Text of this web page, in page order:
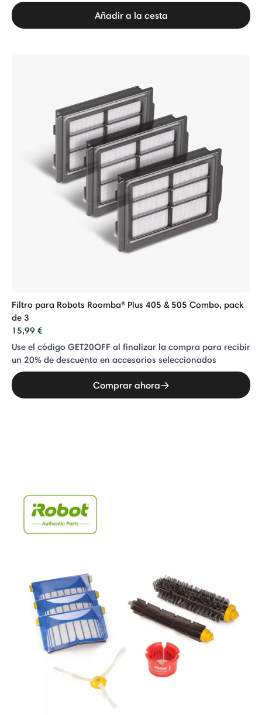
Añadir a la cesta
Filtro para Robots Roomba® Plus 405 & 505 Combo, pack
de 3
15,99 €
Use el código GET20OFF al finalizar la compra para recibir
un 20% de descuento en accesorios seleccionados
Comprar ahora